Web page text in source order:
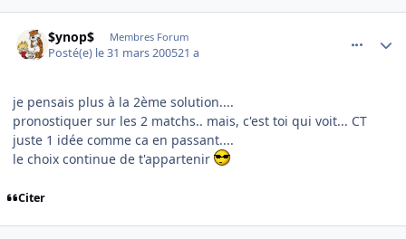
$ynop$ Membres Forum
Posté(e) le 31 mars 200521 a
je pensais plus à la 2ème solution....
pronostiquer sur les 2 matchs.. mais, c'est toi qui voit... CT
juste 1 idée comme ca en passant....
le choix continue de t'appartenir
Citer